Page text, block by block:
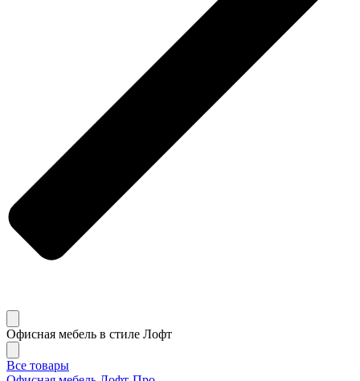
Офисная мебель в стиле Лофт
Все товары